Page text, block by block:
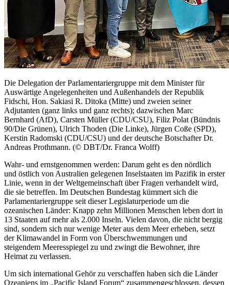
Die Delegation der Parlamentariergruppe mit dem Minister für
Auswärtige Angelegenheiten und Außenhandels der Republik
Fidschi, Hon. Sakiasi R. Ditoka (Mitte) und zweien seiner
Adjutanten (ganz links und ganz rechts); dazwischen Marc
Bernhard (AfD), Carsten Müller (CDU/CSU), Filiz Polat (Bündnis
90/Die Grünen), Ulrich Thoden (Die Linke), Jürgen Coße (SPD),
Kerstin Radomski (CDU/CSU) und der deutsche Botschafter Dr.
Andreas Prothmann. (© DBT/Dr. Franca Wolff)
Wahr- und ernstgenommen werden: Darum geht es den nördlich
und östlich von Australien gelegenen Inselstaaten im Pazifik in erster
Linie, wenn in der Weltgemeinschaft über Fragen verhandelt wird,
die sie betreffen. Im Deutschen Bundestag kümmert sich die
Parlamentariergruppe seit dieser Legislaturperiode um die
ozeanischen Länder: Knapp zehn Millionen Menschen leben dort in
13 Staaten auf mehr als 2.000 Inseln. Vielen davon, die nicht bergig
sind, sondern sich nur wenige Meter aus dem Meer erheben, setzt
der Klimawandel in Form von Überschwemmungen und
steigendem Meeresspiegel zu und zwingt die Bewohner, ihre
Heimat zu verlassen.
Um sich international Gehör zu verschaffen haben sich die Länder
Ozeaniens im „Pacific Island Forum“ zusammengeschlossen, dessen